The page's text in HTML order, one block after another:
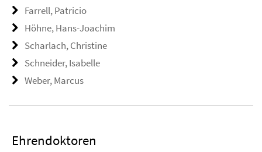
Farrell, Patricio
Höhne, Hans-Joachim
Scharlach, Christine
Schneider, Isabelle
Weber, Marcus
Ehrendoktoren